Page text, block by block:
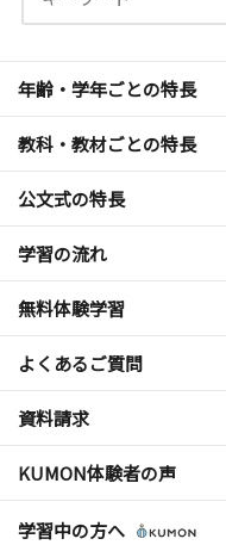
年齢・学年ごとの特長
教科・教材ごとの特長
公文式の特長
学習の流れ
無料体験学習
よくあるご質問
資料請求
KUMON体験者の声
学習中の方へ